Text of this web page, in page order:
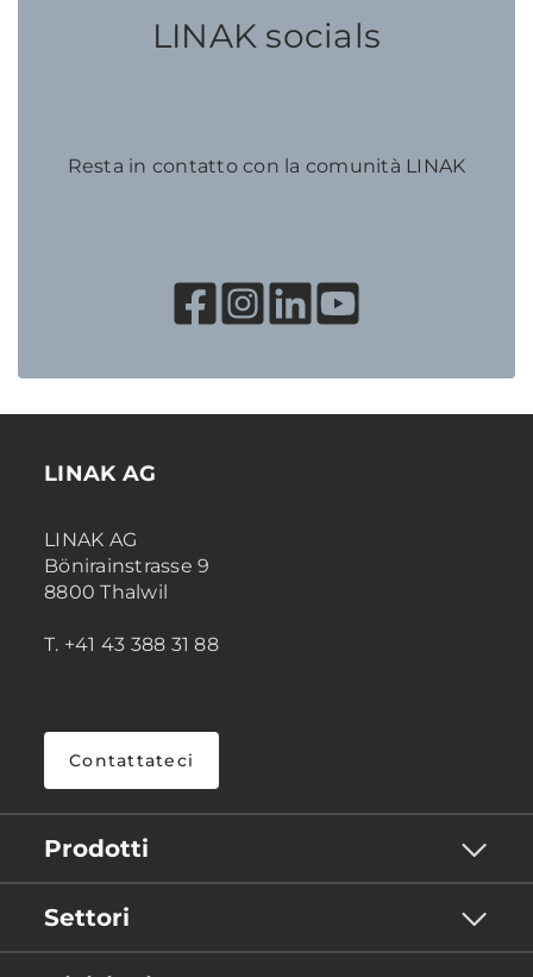
LINAK socials
Resta in contatto con la comunità LINAK
LINAK AG
LINAK AG
Bönirainstrasse 9
8800 Thalwil
T. +41 43 388 31 88
Contattateci
Prodotti
Settori